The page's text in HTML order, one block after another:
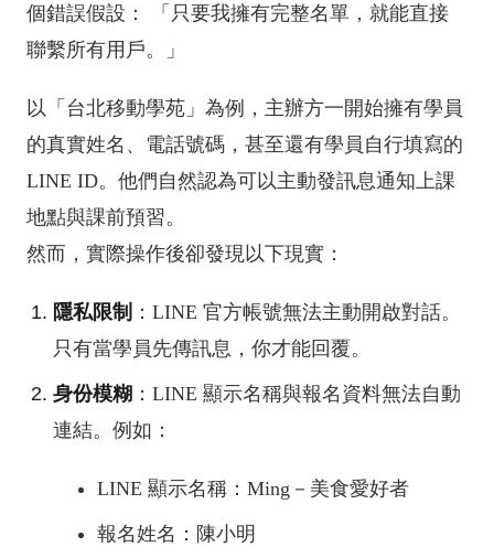
個錯誤假設： 「只要我擁有完整名單，就能直接
聯繫所有用戶。」
以「台北移動學苑」為例，主辦方一開始擁有學員
的真實姓名、電話號碼，甚至還有學員自行填寫的
LINE ID。他們自然認為可以主動發訊息通知上課
地點與課前預習。
然而，實際操作後卻發現以下現實：
隱私限制 ：LINE 官方帳號無法主動開啟對話。
只有當學員先傳訊息，你才能回覆。
身份模糊 ：LINE 顯示名稱與報名資料無法自動
連結。例如：
LINE 顯示名稱：Ming－美食愛好者
報名姓名：陳小明